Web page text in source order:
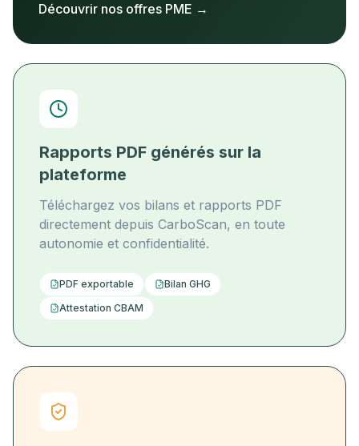
Découvrir nos offres PME →
Rapports PDF générés sur la
plateforme
Téléchargez vos bilans et rapports PDF
directement depuis CarboScan, en toute
autonomie et confidentialité.
PDF exportable
Bilan GHG
Attestation CBAM